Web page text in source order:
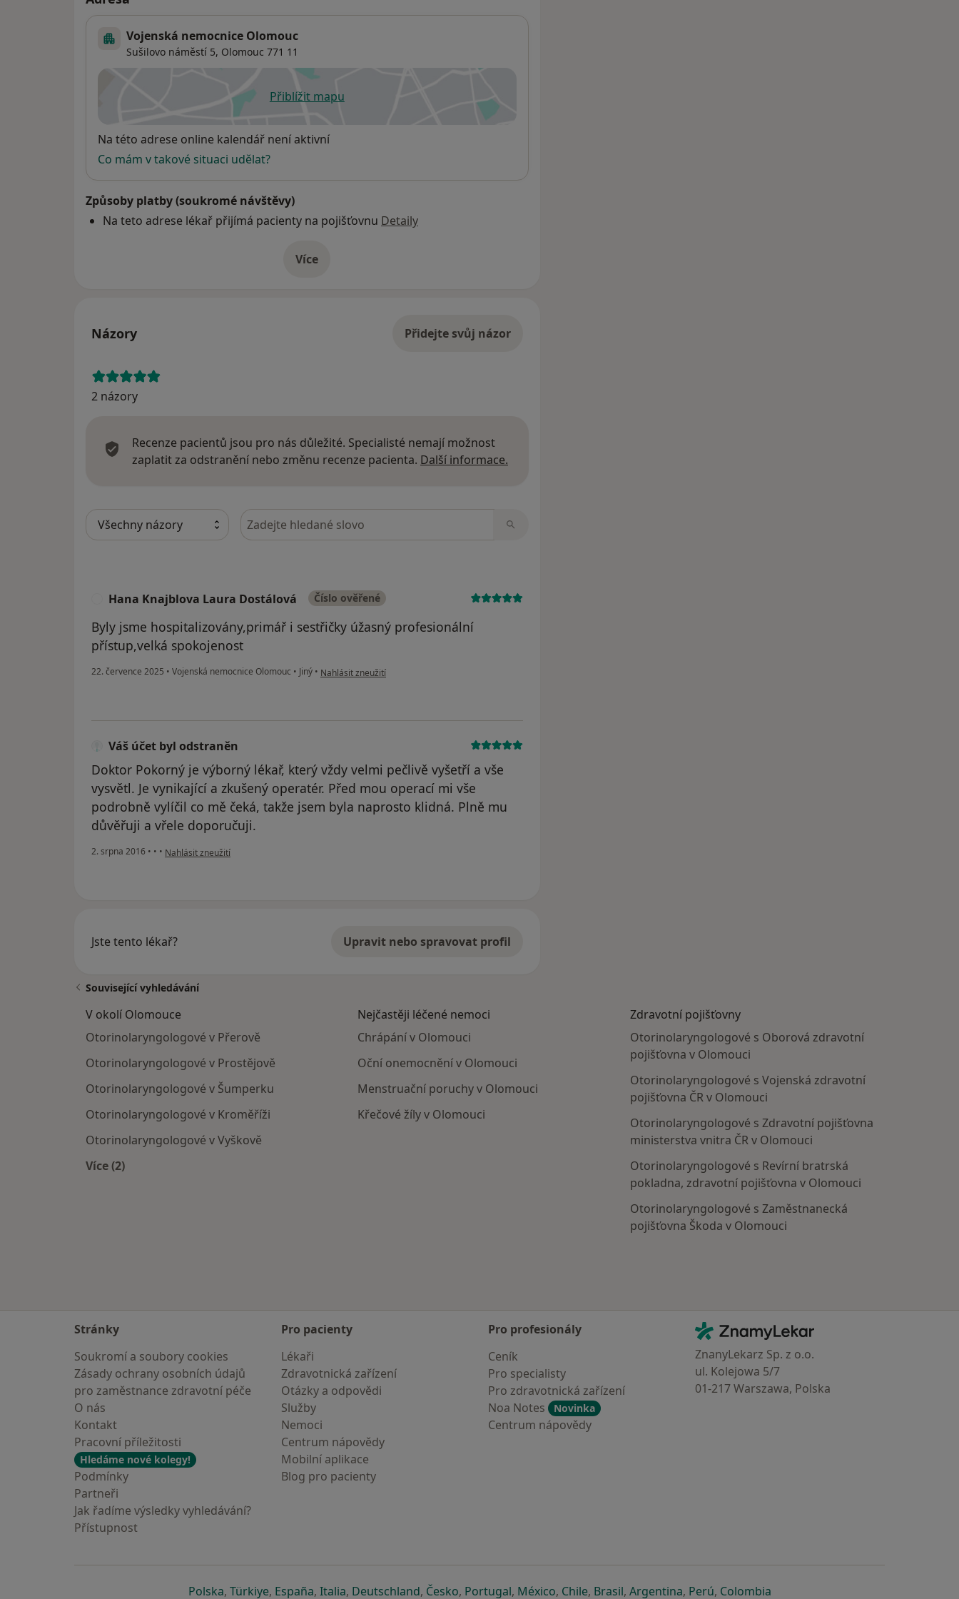
Vojenská nemocnice Olomouc
Sušilovo náměstí 5, Olomouc 771 11
Přiblížit mapuse otevře v nové záložce
Dostupnost
Na této adrese online kalendář není aktivní
Co mám v takové situaci udělat?
Způsoby platby (soukromé návštěvy)
Na teto adrese lékař přijímá pacienty na pojišťovnu Detaily
Víceo adrese
Názory Přidejte svůj názor
2 názory
Recenze pacientů jsou pro nás důležité. Specialisté nemají možnost
zaplatit za odstranění nebo změnu recenze pacienta. Další informace.
Hledejte v názorech
Hana Knajblova Laura Dostálová Číslo ověřené
Byly jsme hospitalizovány,primář i sestřičky úžasný profesionální
přístup,velká spokojenost
22. července 2025 • Vojenská nemocnice Olomouc • Jiný • podle názoru uživatele Hana Knajblova Laura Dostálová
Nahlásit zneužití
Váš účet byl odstraněn
Doktor Pokorný je výborný lékař, který vždy velmi pečlivě vyšetří a vše
vysvětl. Je vynikající a zkušený operatér. Před mou operací mi vše
podrobně vylíčil co mě čeká, takže jsem byla naprosto klidná. Plně mu
důvěřuji a vřele doporučuji.
2. srpna 2016 • • • podle názoru uživatele Váš účet byl odstraněn
Nahlásit zneužití
Jste tento lékař? Upravit nebo spravovat profil
Související vyhledávání
V okolí Olomouce
Otorinolaryngologové v Přerově
Otorinolaryngologové v Prostějově
Otorinolaryngologové v Šumperku
Otorinolaryngologové v Kroměříži
Otorinolaryngologové v Vyškově
Více (2)
Nejčastěji léčené nemoci
Chrápání v Olomouci
Oční onemocnění v Olomouci
Menstruační poruchy v Olomouci
Křečové žíly v Olomouci
Zdravotní pojišťovny
Otorinolaryngologové s Oborová zdravotní
pojišťovna v Olomouci
Otorinolaryngologové s Vojenská zdravotní
pojišťovna ČR v Olomouci
Otorinolaryngologové s Zdravotní pojišťovna
ministerstva vnitra ČR v Olomouci
Otorinolaryngologové s Revírní bratrská
pokladna, zdravotní pojišťovna v Olomouci
Otorinolaryngologové s Zaměstnanecká
pojišťovna Škoda v Olomouci
Stránky
Soukromí a soubory cookies
Zásady ochrany osobních údajů
pro zaměstnance zdravotní péče
O nás
Kontakt
Pracovní příležitosti
Hledáme nové kolegy!
Podmínky
Partneři
Jak řadíme výsledky vyhledávání?
Přístupnost
Pro pacienty
Lékaři
Zdravotnická zařízení
Otázky a odpovědi
Služby
Nemoci
Centrum nápovědy
Mobilní aplikace
Blog pro pacienty
Pro profesionály
Ceník
Pro specialisty
Pro zdravotnická zařízení
Noa Notes
Novinka
Centrum nápovědy
Kontakt
ZnamyLekar - Hlavní stránka
ZnanyLekarz Sp. z o.o.
ul. Kolejowa 5/7
01-217 Warszawa, Polska
Polskase otevře v nové záložce
, Türkiyese otevře v nové záložce
, Españase otevře v nové záložce
, Italiase otevře v nové záložce
, Deutschlandse otevře v nové záložce
, Českose otevře v nové záložce
, Portugalse otevře v nové záložce
, Méxicose otevře v nové záložce
, Chilese otevře v nové záložce
, Brasilse otevře v nové záložce
, Argentinase otevře v nové záložce
, Perúse otevře v nové záložce
, Colombiase otevře v nové záložce